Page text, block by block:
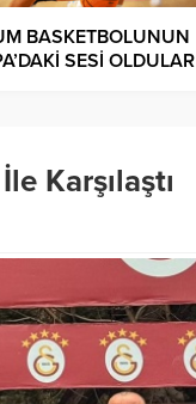
BASKETBOLUNUN
SESİ OLDULAR
Karşılaştı